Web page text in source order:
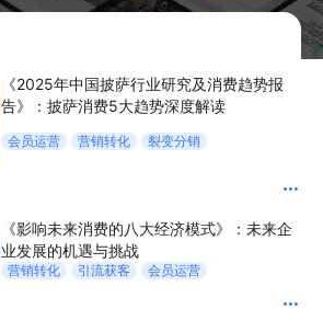
实干家直播间
新零售茶会
战略合作
《2025年中国披萨行业研究及消费趋势报
告》：披萨消费5大趋势深度解读
会员运营 营销转化 裂变分销
《影响未来消费的八大经济模式》：未来企
业发展的机遇与挑战
营销转化 引流获客
会员运营